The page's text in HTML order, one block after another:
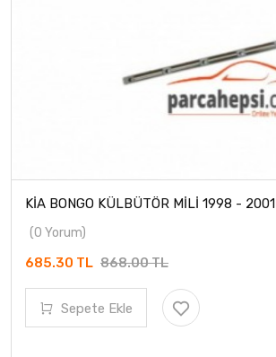
KİA BONGO KÜLBÜTÖR MİLİ 1998 - 2001
(0 Yorum)
685.30 TL 868.00 TL
Sepete Ekle